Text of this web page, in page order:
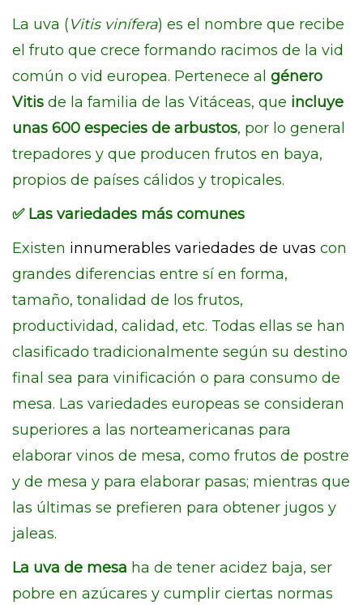
La uva (Vitis vinífera) es el nombre que recibe
el fruto que crece formando racimos de la vid
común o vid europea. Pertenece al género
Vitis de la familia de las Vitáceas, que incluye
unas 600 especies de arbustos, por lo general
trepadores y que producen frutos en baya,
propios de países cálidos y tropicales.
✅Las variedades más comunes
Existen innumerables variedades de uvas con
grandes diferencias entre sí en forma,
tamaño, tonalidad de los frutos,
productividad, calidad, etc. Todas ellas se han
clasificado tradicionalmente según su destino
final sea para vinificación o para consumo de
mesa. Las variedades europeas se consideran
superiores a las norteamericanas para
elaborar vinos de mesa, como frutos de postre
y de mesa y para elaborar pasas; mientras que
las últimas se prefieren para obtener jugos y
jaleas.
La uva de mesa ha de tener acidez baja, ser
pobre en azúcares y cumplir ciertas normas